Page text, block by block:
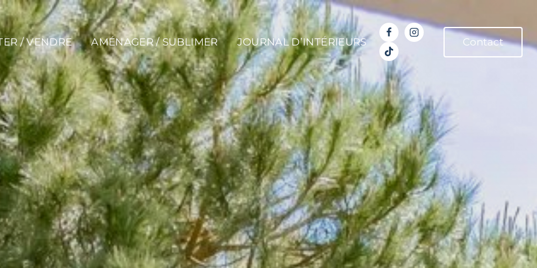
/ VENDRE AMÉNAGER / SUBLIMER JOURNAL D’INTÉRIEURS Contact